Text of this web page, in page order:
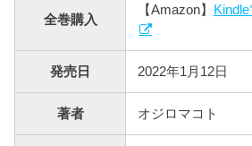
全巻購入
【Amazon】
発売日 2022年1月12日
著者 オジロマコト